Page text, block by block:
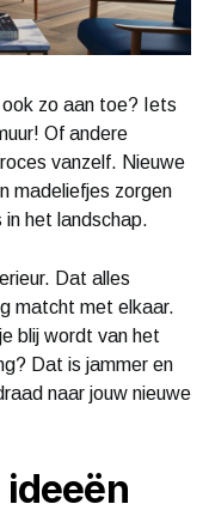
ook zo aan toe? Iets
Of andere
vanzelf. Nieuwe
madeliefjes zorgen
het landschap.
Dat alles
matcht met elkaar.
blij wordt van het
Dat is jammer en
naar jouw nieuwe